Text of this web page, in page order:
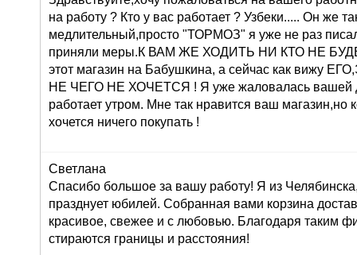
на работу ? Кто у вас работает ? Узбеки..... Он же
медлительный,просто "ТОРМОЗ" я уже не раз
приняли меры.К ВАМ ЖЕ ХОДИТЬ НИ КТО НЕ
этот магазин на Бабушкина, а сейчас как вижу
НЕ ЧЕГО НЕ ХОЧЕТСЯ ! Я уже жаловалась вашей
работает утром. Мне так нравится ваш магазин,но
хочется ничего покупать !
Светлана
Спасибо большое за вашу работу! Я из
празднует юбилей. Собранная вами корзина
красивое, свежее и с любовью. Благодаря таким
стираются границы и расстояния!